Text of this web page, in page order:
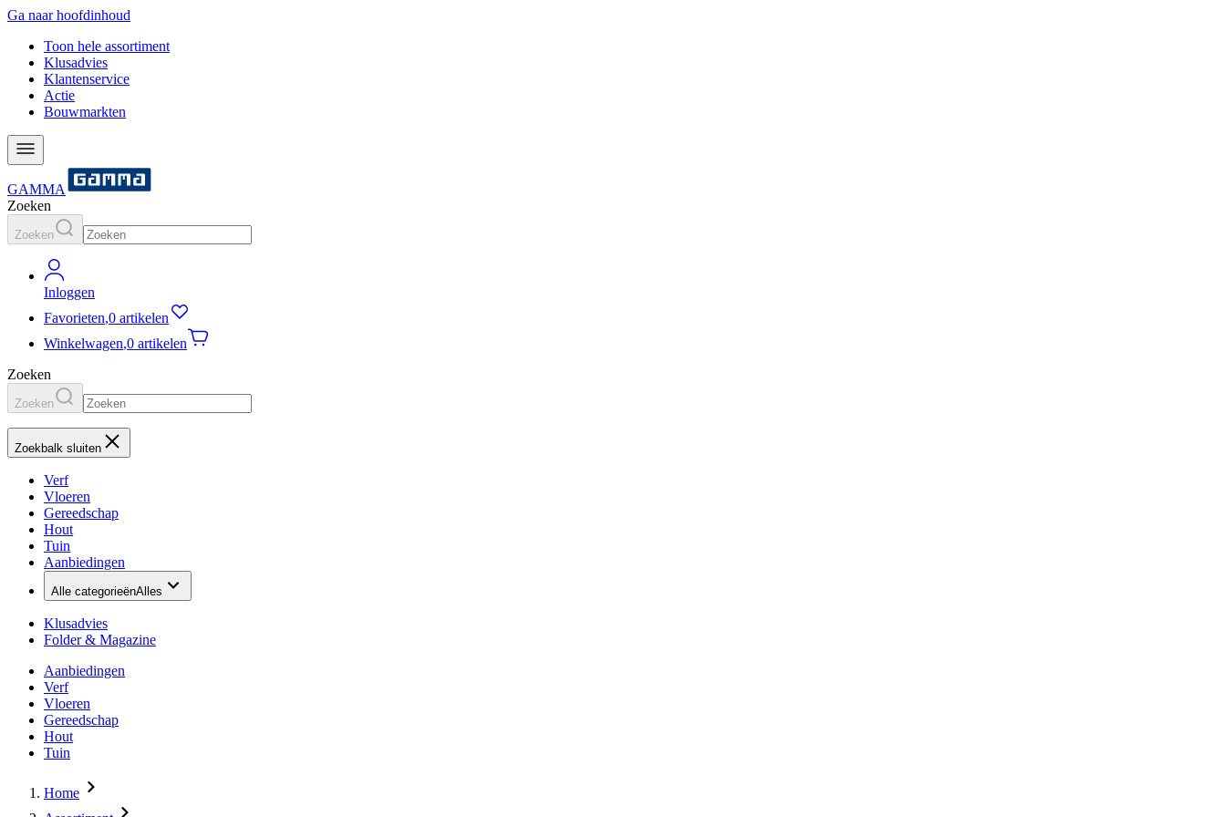
Ga naar hoofdinhoud
Toon hele assortiment
Klusadvies
Klantenservice
Actie
Bouwmarkten
GAMMA
Zoeken
Zoeken
Inloggen
Favorieten,0 artikelen
Winkelwagen,0 artikelen
Zoeken
Zoeken
Zoekbalk sluiten
Verf
Vloeren
Gereedschap
Hout
Tuin
Aanbiedingen
Alle categorieënAlles
Klusadvies
Folder & Magazine
Aanbiedingen
Verf
Vloeren
Gereedschap
Hout
Tuin
Home